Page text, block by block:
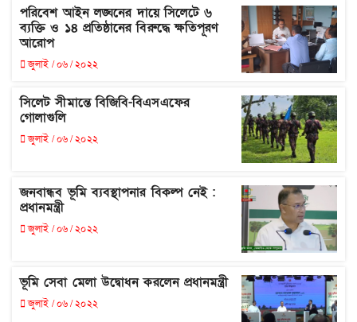
পরিবেশ আইন লঙ্ঘনের দায়ে সিলেটে ৬
ব্যক্তি ও ১৪ প্রতিষ্ঠানের বিরুদ্ধে ক্ষতিপূরণ
আরোপ
জুলাই / ০৬ / ২০২২
সিলেট সীমান্তে বিজিবি-বিএসএফের
গোলাগুলি
জুলাই / ০৬ / ২০২২
জনবান্ধব ভূমি ব্যবস্থাপনার বিকল্প নেই :
প্রধানমন্ত্রী
জুলাই / ০৬ / ২০২২
ভূমি সেবা মেলা উদ্বোধন করলেন প্রধানমন্ত্রী
জুলাই / ০৬ / ২০২২